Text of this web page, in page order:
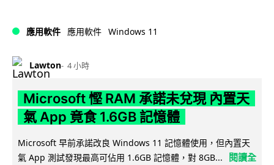
應用軟件 應用軟件 Windows 11
Lawton 4 小時
Microsoft 慳 RAM 承諾未兌現 內置天
氣 App 竟食 1.6GB 記憶體
Microsoft 早前承諾改良 Windows 11 記憶體使用，但內置天
氣 App 測試發現最高可佔用 1.6GB 記憶體，對 8GB...
閱讀全